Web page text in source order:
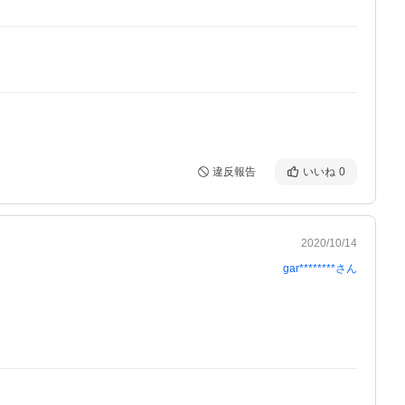
違反報告 いいね 0
2020/10/14
gar********さん